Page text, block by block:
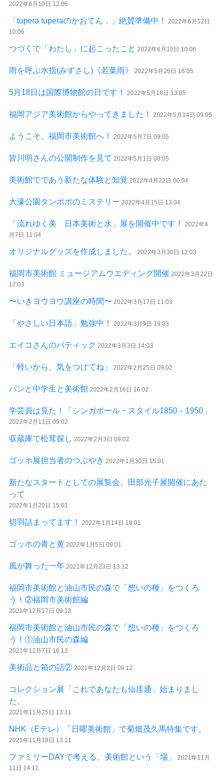
2022年6月19日 12:06
「tupera tuperaのかおてん．」絶賛準備中！
2022年6月12日
10:06
つづくで「わたし」に起こったこと 2022年6月10日 10:06
雨を呼ぶ水指(みずさし)《若葉雨》 2022年5月26日 16:05
5月18日は国際博物館の日です！ 2022年5月18日 13:05
福岡アジア美術館からやってきました！ 2022年5月14日 09:05
ようこそ、福岡市美術館へ！ 2022年5月7日 09:05
皆川明さんの公開制作を見て 2022年5月1日 08:05
美術館でであう新たな体験と知覚 2022年4月22日 00:04
大濠公園タンポポのミステリー 2022年4月15日 13:04
「流れゆく美 日本美術と水」展を開催中です！
2022年4
月7日 11:04
オリジナルグッズを作成しました。 2022年3月30日 12:03
福岡市美術館 ミュージアムウエディング開催 2022年3月22日
17:03
〜いきヨウヨウ講座の時間〜 2022年3月17日 11:03
「やさしい日本語」勉強中！ 2022年3月9日 19:03
エイコさんのバティック 2022年3月3日 14:03
「軽いから、気をつけてね」 2022年2月25日 09:02
パンと中学生と美術館 2022年2月16日 16:02
学芸員は見た！「シンガポール・スタイル1850－1950」
2022年2月11日 09:02
収蔵庫で松茸探し 2022年2月3日 09:02
ゴッホ展担当者のつぶやき 2022年1月30日 15:01
新たなスタートとしての展覧会。田部光子展開催にあた
って
2022年1月20日 15:01
切羽詰まってます！ 2022年1月14日 18:01
ゴッホの青と黄 2022年1月5日 09:01
風が舞った一年 2021年12月23日 13:12
福岡市美術館と油山市民の森で「想いの種」をつくろ
う！②福岡市美術館編
2021年12月17日 09:12
福岡市美術館と油山市民の森で「想いの種」をつくろ
う！①油山市民の森編
2021年12月7日 16:12
美術品と箱の話② 2021年12月2日 09:12
コレクション展「これであなたも仙厓通」始まりまし
た。
2021年11月25日 13:11
NHK（Eテレ）「日曜美術館」で菊畑茂久馬特集です。
2021年11月18日 13:11
ファミリーDAYで考える、美術館という「場」
2021年11月
11日 14:11